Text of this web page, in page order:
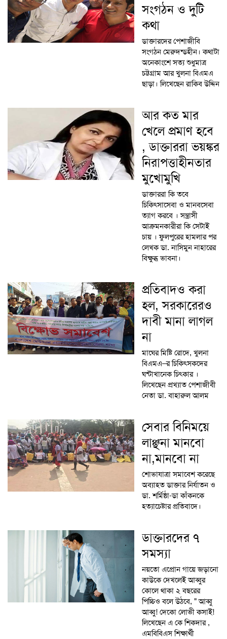
সংগঠন ও দুটি
কথা
ডাক্তারদের পেশাজীবি
সংগঠন মেরুদন্ডহীন। কথাটা
অনেকাংশে সত্য শুধুমাত্র
চট্টগ্রাম আর খুলনা বিএমএ
ছাড়া। লিখেছেন রাকিব উদ্দিন
আর কত মার
খেলে প্রমাণ হবে
, ডাক্তাররা ভয়ঙ্কর
নিরাপত্তাহীনতার
মুখোমুখি
ডাক্তাররা কি তবে
চিকিৎসাসেবা ও মানবসেবা
ত্যাগ করবে । সন্ত্রাসী
আক্রমনকারীরা কি সেটাই
চায় । ফুলপুরের হামলার পর
লেখক ডা. নাসিমুন নাহারের
বিক্ষুব্ধ ভাবনা।
প্রতিবাদও করা
হল, সরকারেরও
দাবী মানা লাগল
না
মাঘের মিষ্টি রোদে, খুলনা
বিএমএ–র চিকিৎসকদের
ঘন্টাখানেক চিৎকার ।
লিখেছেন প্রখ্যাত পেশাজীবী
নেতা ডা. বাহারুল আলম
সেবার বিনিময়ে
লাঞ্ছনা মানবো
না,মানবো না
শোভাযাত্রা সমাবেশ করেছে
অব্যাহত ডাক্তার নির্যাতন ও
ডা. শর্মিষ্ঠা-ডা কাঁকনকে
হত্যাচেষ্টার প্রতিবাদে।
ডাক্তারদের ৭
সমস্যা
নয়তো এপ্রোন গায়ে জড়ানো
কাউকে দেখলেই আব্বুর
কোলে থাকা ২ বছরের
পিচ্চিও বলে উঠবে, " আব্বু
আব্বু! দেকো লোভী কসাই!
লিখেছেন এ কে শিকদার ,
এমবিবিএস শিক্ষার্থী